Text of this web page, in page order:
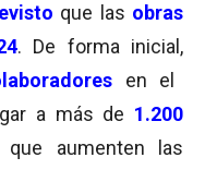
que las obras
. De forma inicial,
en el
a más de 1.200
aumenten las